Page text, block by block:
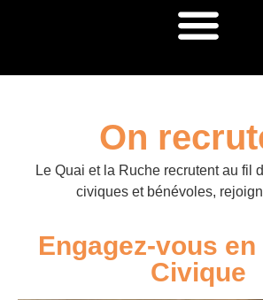
On
Le Quai et la Ruche recrutent au fil
civiques et bénévoles,
Engagez-vous
Civique